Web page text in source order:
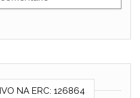
NA ERC: 126864